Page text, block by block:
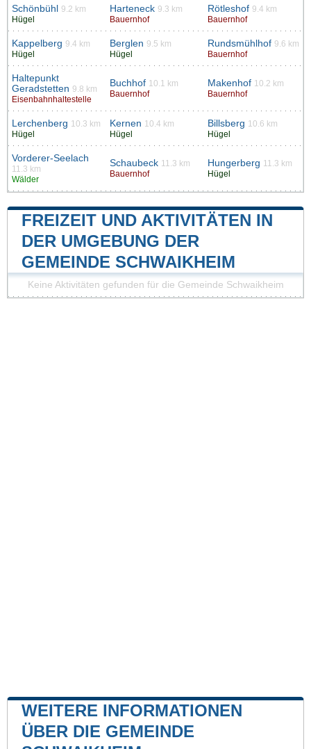
Schönbühl
9.2 km
Hügel
Harteneck 9.3 km
Bauernhof
Rötleshof 9.4 km
Bauernhof
Kappelberg 9.4 km
Hügel
Berglen 9.5 km
Hügel
Rundsmühlhof 9.6 km
Bauernhof
Haltepunkt
Geradstetten 9.8 km
Eisenbahnhaltestelle
Buchhof 10.1 km
Bauernhof
Makenhof 10.2 km
Bauernhof
Lerchenberg 10.3 km
Hügel
Kernen 10.4 km
Hügel
Billsberg 10.6 km
Hügel
Vorderer-Seelach
11.3 km
Wälder
Schaubeck 11.3 km
Bauernhof
Hungerberg 11.3 km
Hügel
FREIZEIT UND AKTIVITÄTEN IN
DER UMGEBUNG DER
GEMEINDE SCHWAIKHEIM
Keine Aktivitäten gefunden für die Gemeinde Schwaikheim
WEITERE INFORMATIONEN
ÜBER DIE GEMEINDE